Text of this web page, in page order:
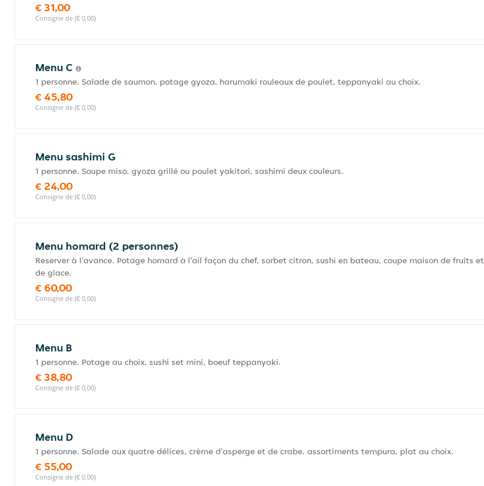
€ 31,00
Consigne de (€ 0,00)
Menu C
1 personne. Salade de saumon, potage gyoza, harumaki rouleaux de poulet, teppanyaki au choix.
€ 45,80
Consigne de (€ 0,00)
Menu sashimi G
1 personne. Soupe miso, gyoza grillé ou poulet yakitori, sashimi deux couleurs.
€ 24,00
Consigne de (€ 0,00)
Menu homard (2 personnes)
Reserver à l'avance. Potage homard à l'ail façon du chef, sorbet citron, sushi en bateau, coupe maison de fruits et
de glace.
€ 60,00
Consigne de (€ 0,00)
Menu B
1 personne. Potage au choix, sushi set mini, boeuf teppanyaki.
€ 38,80
Consigne de (€ 0,00)
Menu D
1 personne. Salade aux quatre délices, crème d'asperge et de crabe, assortiments tempura, plat au choix.
€ 55,00
Consigne de (€ 0,00)